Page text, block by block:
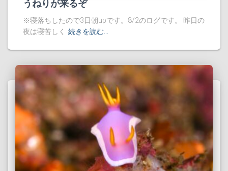
うねりが来るぞ
※寝落ちしたので3日朝upです。8/2のログです。 昨日の
夜は寝苦しく
続きを読む…